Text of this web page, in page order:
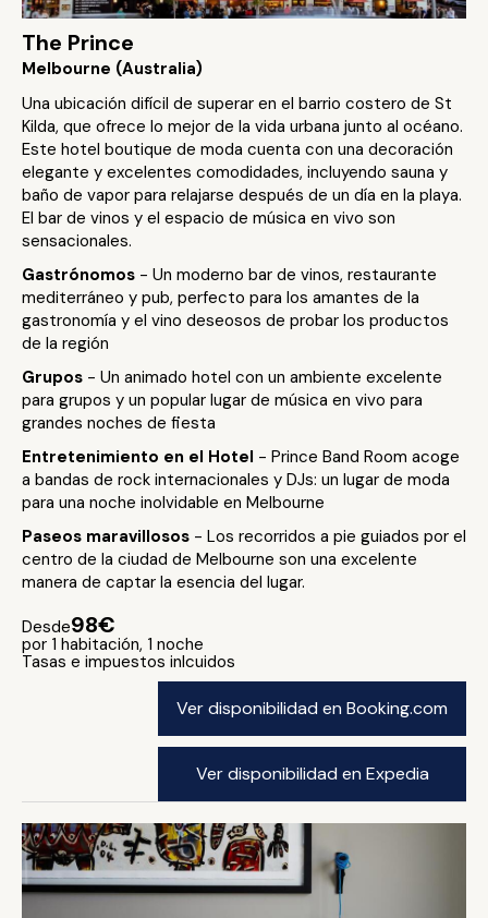
The Prince
Melbourne (Australia)
Una ubicación difícil de superar en el barrio costero de St
Kilda, que ofrece lo mejor de la vida urbana junto al océano.
Este hotel boutique de moda cuenta con una decoración
elegante y excelentes comodidades, incluyendo sauna y
baño de vapor para relajarse después de un día en la playa.
El bar de vinos y el espacio de música en vivo son
sensacionales.
Gastrónomos - Un moderno bar de vinos, restaurante
mediterráneo y pub, perfecto para los amantes de la
gastronomía y el vino deseosos de probar los productos
de la región
Grupos - Un animado hotel con un ambiente excelente
para grupos y un popular lugar de música en vivo para
grandes noches de fiesta
Entretenimiento en el Hotel - Prince Band Room acoge
a bandas de rock internacionales y DJs: un lugar de moda
para una noche inolvidable en Melbourne
Paseos maravillosos - Los recorridos a pie guiados por el
centro de la ciudad de Melbourne son una excelente
manera de captar la esencia del lugar.
Desde98€
por 1 habitación, 1 noche
Tasas e impuestos inlcuidos
Ver disponibilidad en Booking.com
Ver disponibilidad en Expedia